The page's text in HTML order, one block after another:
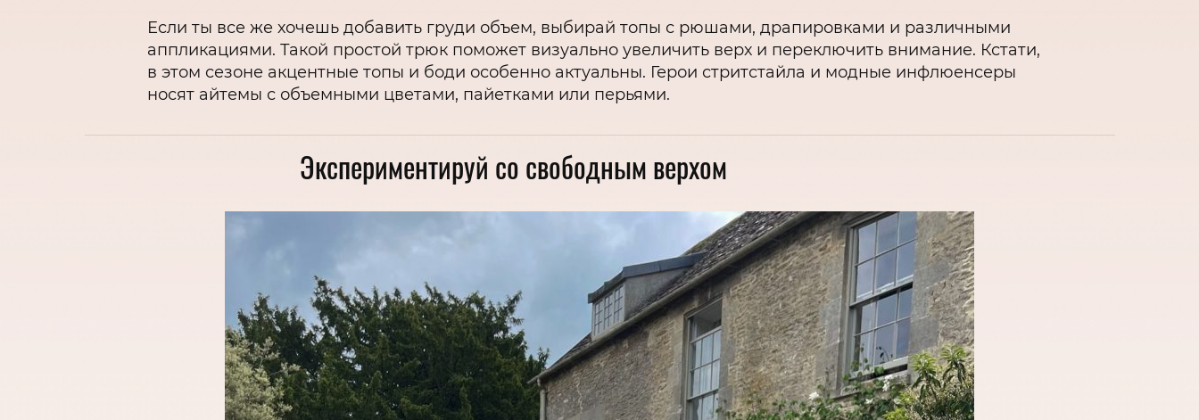
Если ты все же хочешь добавить груди объем, выбирай топы с рюшами, драпировками и различными
аппликациями. Такой простой трюк поможет визуально увеличить верх и переключить внимание. Кстати,
в этом сезоне акцентные топы и боди особенно актуальны. Герои стритстайла и модные инфлюенсеры
носят айтемы с объемными цветами, пайетками или перьями.
Экспериментируй со свободным верхом